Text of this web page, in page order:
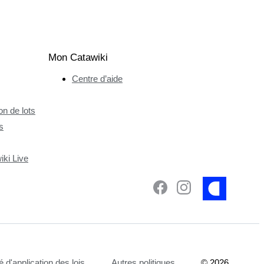
de lots
Live
Mon Catawiki
Centre d’aide